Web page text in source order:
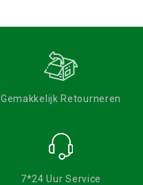
Gemakkelijk Retourneren
7*24 Uur Service